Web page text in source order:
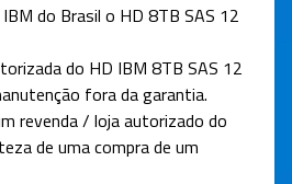
do Brasil o HD 8TB SAS 12
do HD IBM 8TB SAS 12
fora da garantia.
revenda / loja autorizado do
de uma compra de um